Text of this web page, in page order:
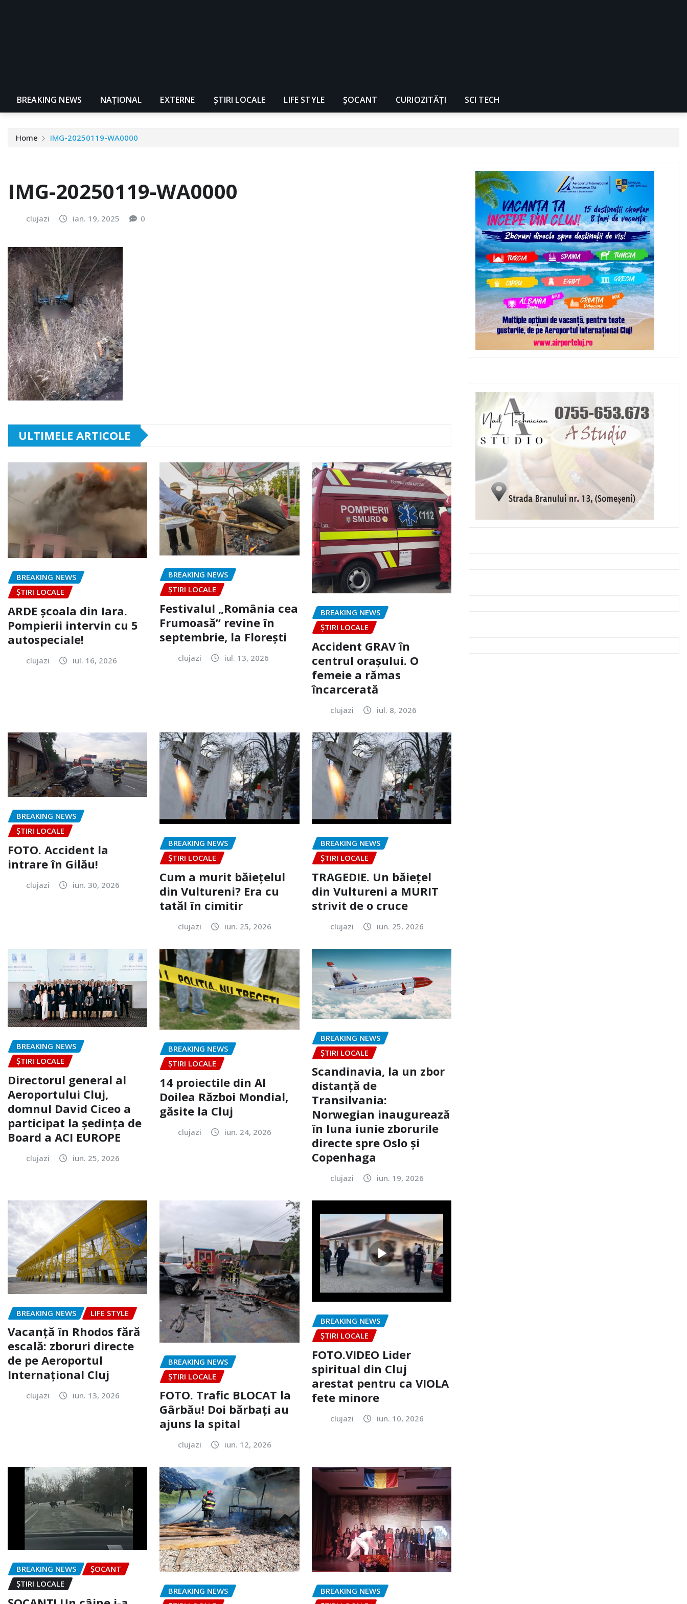
BREAKING NEWS NAŢIONAL EXTERNE ȘTIRI LOCALE LIFE STYLE ȘOCANT CURIOZITĂȚI SCI TECH
Home IMG-20250119-WA0000
IMG-20250119-WA0000
clujazi ian. 19, 2025 0
ULTIMELE ARTICOLE
BREAKING NEWS
ȘTIRI LOCALE
ARDE școala din Iara.
Pompierii intervin cu 5
autospeciale!
clujazi iul. 16, 2026
BREAKING NEWS
ȘTIRI LOCALE
Festivalul „România cea
Frumoasă” revine în
septembrie, la Florești
clujazi iul. 13, 2026
BREAKING NEWS
ȘTIRI LOCALE
Accident GRAV în
centrul orașului. O
femeie a rămas
încarcerată
clujazi iul. 8, 2026
BREAKING NEWS
ȘTIRI LOCALE
FOTO. Accident la
intrare în Gilău!
clujazi iun. 30, 2026
BREAKING NEWS
ȘTIRI LOCALE
Cum a murit băiețelul
din Vultureni? Era cu
tatăl în cimitir
clujazi iun. 25, 2026
BREAKING NEWS
ȘTIRI LOCALE
TRAGEDIE. Un băiețel
din Vultureni a MURIT
strivit de o cruce
clujazi iun. 25, 2026
BREAKING NEWS
ȘTIRI LOCALE
Directorul general al
Aeroportului Cluj,
domnul David Ciceo a
participat la ședința de
Board a ACI EUROPE
clujazi iun. 25, 2026
BREAKING NEWS
ȘTIRI LOCALE
14 proiectile din Al
Doilea Război Mondial,
găsite la Cluj
clujazi iun. 24, 2026
BREAKING NEWS
ȘTIRI LOCALE
Scandinavia, la un zbor
distanță de
Transilvania:
Norwegian inaugurează
în luna iunie zborurile
directe spre Oslo și
Copenhaga
clujazi iun. 19, 2026
BREAKING NEWS LIFE STYLE
Vacanță în Rhodos fără
escală: zboruri directe
de pe Aeroportul
Internațional Cluj
clujazi iun. 13, 2026
BREAKING NEWS
ȘTIRI LOCALE
FOTO. Trafic BLOCAT la
Gârbău! Doi bărbați au
ajuns la spital
clujazi iun. 12, 2026
BREAKING NEWS
ȘTIRI LOCALE
FOTO.VIDEO Lider
spiritual din Cluj
arestat pentru ca VIOLA
fete minore
clujazi iun. 10, 2026
BREAKING NEWS
ȘOCANT
ȘTIRI LOCALE
BREAKING NEWS
BREAKING NEWS